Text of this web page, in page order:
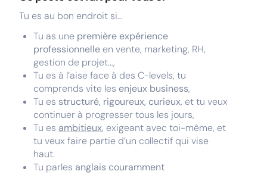
Tu es au bon endroit si…
Tu as une première expérience
professionnelle en vente, marketing, RH,
gestion de projet…,
Tu es à l’aise face à des C-levels, tu
comprends vite les enjeux business,
Tu es structuré, rigoureux, curieux, et tu veux
continuer à progresser tous les jours,
Tu es ambitieux, exigeant avec toi-même, et
tu veux faire partie d’un collectif qui vise
haut.
Tu parles anglais couramment